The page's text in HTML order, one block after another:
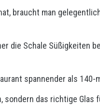
braucht man
die Schale Süßigkeiten
spannender als 140-
das richtige Glas